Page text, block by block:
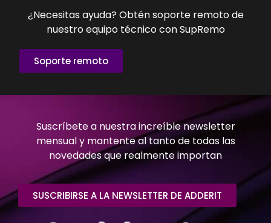
¿Necesitas ayuda? Obtén soporte remoto de
nuestro equipo técnico con SupRemo
Soporte remoto
Suscríbete a nuestra increíble newsletter
mensual y mantente al tanto de todas las
novedades que realmente importan
SUSCRIBIRSE A LA NEWSLETTER DE ADDERIT